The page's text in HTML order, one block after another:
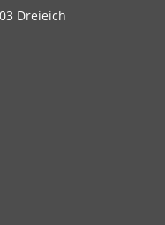
Dreieich